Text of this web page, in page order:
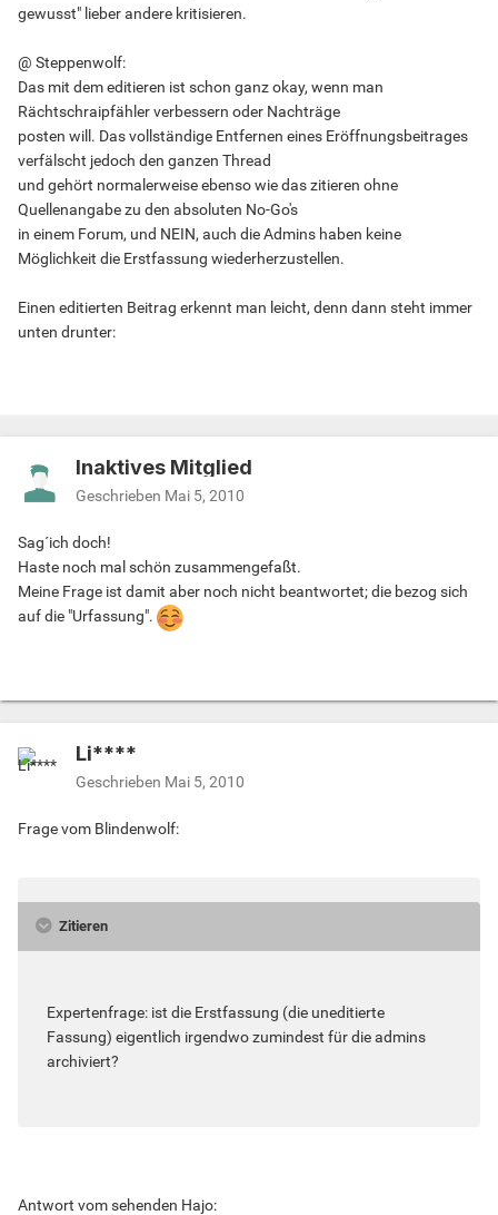
gewusst" lieber andere kritisieren.
@ Steppenwolf:
Das mit dem editieren ist schon ganz okay, wenn man
Rächtschraipfähler verbessern oder Nachträge
posten will. Das vollständige Entfernen eines Eröffnungsbeitrages
verfälscht jedoch den ganzen Thread
und gehört normalerweise ebenso wie das zitieren ohne
Quellenangabe zu den absoluten No-Go's
in einem Forum, und NEIN, auch die Admins haben keine
Möglichkeit die Erstfassung wiederherzustellen.
Einen editierten Beitrag erkennt man leicht, denn dann steht immer
unten drunter:
Inaktives Mitglied
Geschrieben Mai 5, 2010
Sag´ich doch!
Haste noch mal schön zusammengefaßt.
Meine Frage ist damit aber noch nicht beantwortet; die bezog sich
auf die "Urfassung".
Li****
Geschrieben Mai 5, 2010
Frage vom Blindenwolf:
Zitieren
Expertenfrage: ist die Erstfassung (die uneditierte
Fassung) eigentlich irgendwo zumindest für die admins
archiviert?
Antwort vom sehenden Hajo: